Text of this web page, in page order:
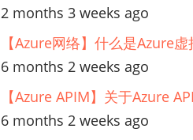
2 months 3 weeks ago
【Azure网络】什么是Azure虚
6 months 2 weeks ago
【Azure APIM】关于Azure
6 months 2 weeks ago